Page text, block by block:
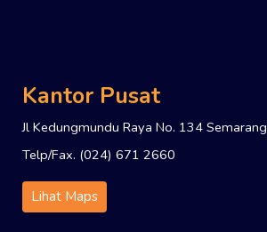
Kantor Pusat
Jl Kedungmundu Raya No. 134 Semarang
Telp/Fax. (024) 671 2660
Lihat Maps